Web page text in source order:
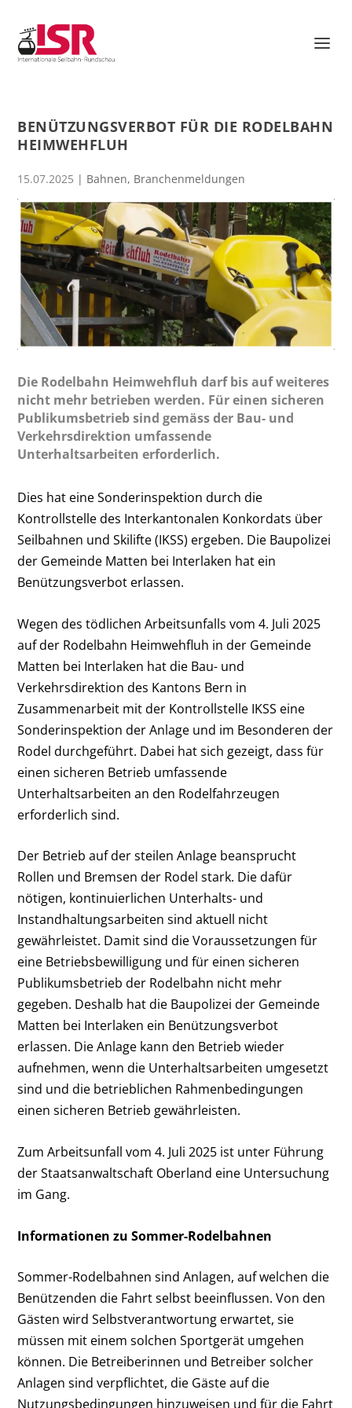
BENÜTZUNGSVERBOT FÜR DIE RODELBAHN
HEIMWEHFLUH
15.07.2025 | Bahnen, Branchenmeldungen
Die Rodelbahn Heimwehfluh darf bis auf weiteres
nicht mehr betrieben werden. Für einen sicheren
Publikumsbetrieb sind gemäss der Bau- und
Verkehrsdirektion umfassende
Unterhaltsarbeiten erforderlich.
Dies hat eine Sonderinspektion durch die
Kontrollstelle des Interkantonalen Konkordats über
Seilbahnen und Skilifte (IKSS) ergeben. Die Baupolizei
der Gemeinde Matten bei Interlaken hat ein
Benützungsverbot erlassen.
Wegen des tödlichen Arbeitsunfalls vom 4. Juli 2025
auf der Rodelbahn Heimwehfluh in der Gemeinde
Matten bei Interlaken hat die Bau- und
Verkehrsdirektion des Kantons Bern in
Zusammenarbeit mit der Kontrollstelle IKSS eine
Sonderinspektion der Anlage und im Besonderen der
Rodel durchgeführt. Dabei hat sich gezeigt, dass für
einen sicheren Betrieb umfassende
Unterhaltsarbeiten an den Rodelfahrzeugen
erforderlich sind.
Der Betrieb auf der steilen Anlage beansprucht
Rollen und Bremsen der Rodel stark. Die dafür
nötigen, kontinuierlichen Unterhalts- und
Instandhaltungsarbeiten sind aktuell nicht
gewährleistet. Damit sind die Voraussetzungen für
eine Betriebsbewilligung und für einen sicheren
Publikumsbetrieb der Rodelbahn nicht mehr
gegeben. Deshalb hat die Baupolizei der Gemeinde
Matten bei Interlaken ein Benützungsverbot
erlassen. Die Anlage kann den Betrieb wieder
aufnehmen, wenn die Unterhaltsarbeiten umgesetzt
sind und die betrieblichen Rahmenbedingungen
einen sicheren Betrieb gewährleisten.
Zum Arbeitsunfall vom 4. Juli 2025 ist unter Führung
der Staatsanwaltschaft Oberland eine Untersuchung
im Gang.
Informationen zu Sommer-Rodelbahnen
Sommer-Rodelbahnen sind Anlagen, auf welchen die
Benützenden die Fahrt selbst beeinflussen. Von den
Gästen wird Selbstverantwortung erwartet, sie
müssen mit einem solchen Sportgerät umgehen
können. Die Betreiberinnen und Betreiber solcher
Anlagen sind verpflichtet, die Gäste auf die
Nutzungsbedingungen hinzuweisen und für die Fahrt